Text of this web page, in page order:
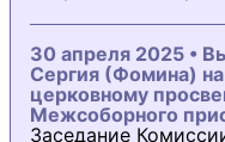
30 апреля 2025 •
Сергия (Фомина)
церковному
Межсоборного
Заседание